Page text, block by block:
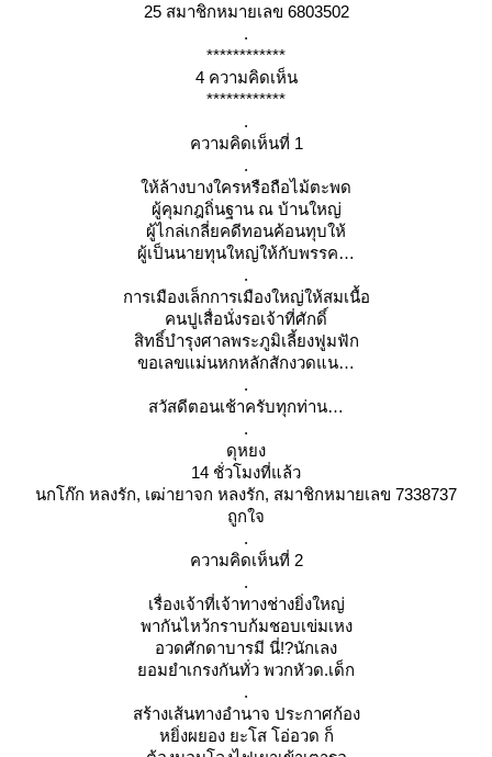
25 สมาชิกหมายเลข 6803502
.
************
4 ความคิดเห็น
************
.
ความคิดเห็นที่ 1
.
ห้ล้างบางใครหรือถือไม้ตะพด
ผู้คุมกฎถิ่นฐาน ณ บ้านใหญ่
ผู้ไกล่เกลี่ยคดีทอนค้อนทุบให้
ผู้เป็นนายทุนใหญ่ให้กับพรรค
.
การเมืองเล็กการเมืองใหญ่ให้สมเนื้อ
คนปูเสื่อนั่งรอเจ้าที่ศักดิ์
สิทธิ์บำรุงศาลพระภูมิเลี้ยงฟูมฟัก
ขอเลขแม่นหกหลักสักงวดแน
.
สวัสดีตอนเช้าครับทุกท่าน
.
ดุหยง
14 ชั่วโมงที่แล้ว
นกโก๊ก หลงรัก, เฒ่ายาจก หลงรัก, สมาชิกหมายเลข 7338737
ถูกใจ
.
ความคิดเห็นที่ 2
.
เรื่องเจ้าที่เจ้าทางช่างยิ่งใหญ่
พากันไหว้กราบก้มชอบเข่มเหง
อวดศักดาบารมี นี่!?นักเลง
อมยำเกรงกันทั่ว พวกหัวด.เด็ก
.
สร้างเส้นทางอำนาจ ประกาศก้อง
หยิ่งผยอง ยะโส โอ่อวด ก็